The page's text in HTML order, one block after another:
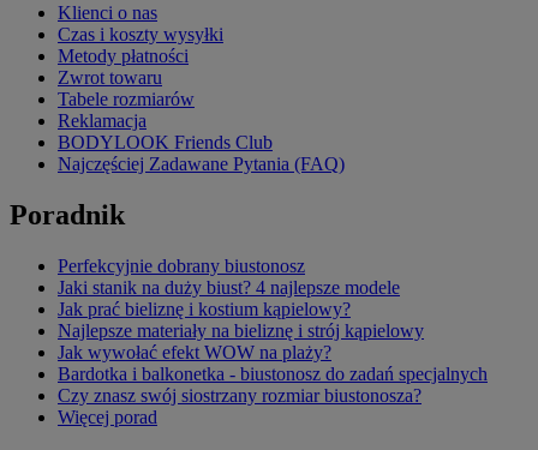
Klienci o nas
Czas i koszty wysyłki
Metody płatności
Zwrot towaru
Tabele rozmiarów
Reklamacja
BODYLOOK Friends Club
Najczęściej Zadawane Pytania (FAQ)
Poradnik
Perfekcyjnie dobrany biustonosz
Jaki stanik na duży biust? 4 najlepsze modele
Jak prać bieliznę i kostium kąpielowy?
Najlepsze materiały na bieliznę i strój kąpielowy
Jak wywołać efekt WOW na plaży?
Bardotka i balkonetka - biustonosz do zadań specjalnych
Czy znasz swój siostrzany rozmiar biustonosza?
Więcej porad